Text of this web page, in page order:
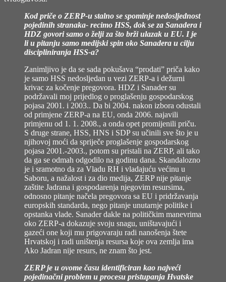
Kod priče o ZERP-u stalno se spominje nedosljednost
pojedinih stranaka- recimo HSS, dok se za Sanadera i
HDZ govori samo o želji za što brži ulazak u EU. I je
li u pitanju samo medijski spin oko Sanadera u cilju
discipliniranja HSS-a?
Zanimljivo je da se sada pokušava “prodati” priča kako
je samo HSS nedosljedan u vezi ZERP-a i dežurni
krivac za kočenje pregovora. HDZ i Sanader su
podržavali moj prijedlog o proglašenju gospodarskog
pojasa 2001. i 2003.. Da bi 2004. nakon izbora odustali
od primjene ZERP-a na EU, onda 2006. najavili
primjenu od 1. 1. 2008., a onda opet promijenili priču.
S druge strane, HSS, HNS i SDP su učinili sve što je u
njihovoj moći da spriječe proglašenje gospodarskog
pojasa 2001.-2003., potom su pristali na ZERP, ali tako
da ga se odmah odgodilo na godinu dana. Skandalozno
je i sramotno da za Vladu RH i vladajuću većinu u
Saboru, a nažalost i za dio medija, ZERP nije pitanje
zaštite Jadrana i gospodarenja njegovim resursima,
odnosno pitanje načela pregovora sa EU i pridržavanja
europskih standarda, nego pitanje unutarnje politike i
opstanka vlade. Sanader dakle na političkim manevrima
oko ZERP-a dokazuje svoju snagu, uništavajući i
gazeći one koji mu prigovaraju radi nanošenja štete
Hrvatskoj i radi uništenja resursa koje ova zemlja ima
Ako Jadran nije resurs, ne znam što jest.
ZERP je u ovome času identificiran kao najveći
pojedinačni problem u procesu pristupanja Hvatske